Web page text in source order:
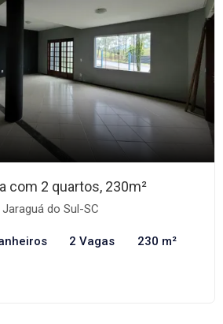
com 2 quartos, 230m²
do Sul-SC
2 Vagas 230 m²